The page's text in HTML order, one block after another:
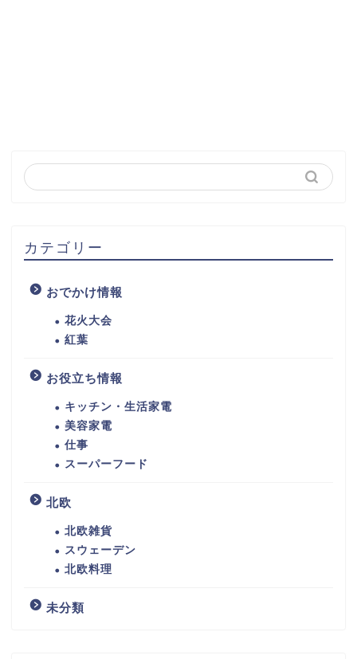
カテゴリー
おでかけ情報
花火大会
紅葉
お役立ち情報
キッチン・生活家電
美容家電
仕事
スーパーフード
北欧
北欧雑貨
スウェーデン
北欧料理
未分類